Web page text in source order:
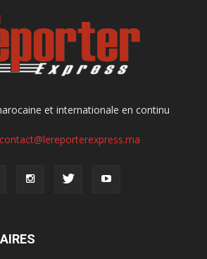
et internationale en continu
contact@lereporterexpress.ma